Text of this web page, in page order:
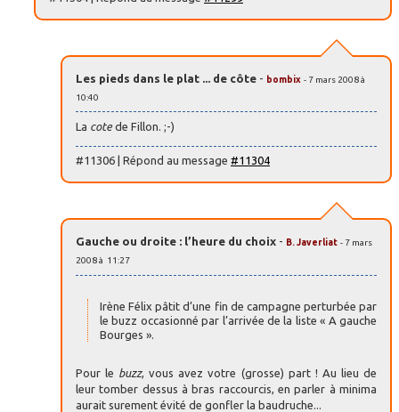
Les pieds dans le plat ... de côte - bombix - 7 mars 2008 à
10:40
La cotede Fillon. ;-)
#11306 | Répond au message #11304
Gauche ou droite : l’heure du choix - B. Javerliat - 7 mars
2008 à 11:27
Irène Félix pâtit d’une fin de campagne perturbée par
le buzz occasionné par l’arrivée de la liste « A gauche
Bourges ».
Pour le buzz, vous avez votre (grosse) part ! Au lieu de
leur tomber dessus à bras raccourcis, en parler à minima
aurait surement évité de gonfler la baudruche...